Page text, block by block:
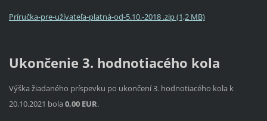
Príručka-pre-užívateľa-platná-od-5.10.-2018 .zip (1,2 MB)
Ukončenie 3. hodnotiacého kola
Výška žiadaného príspevku po ukončení 3. hodnotiacého kola k
20.10.2021 bola 0,00 EUR.